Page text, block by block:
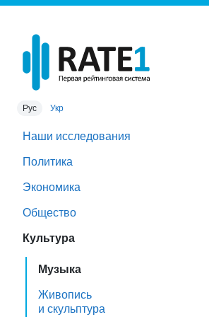
Рус Укр
Наши исследования
Политика
Экономика
Общество
Культура
Музыка
Живопись
и скульптура